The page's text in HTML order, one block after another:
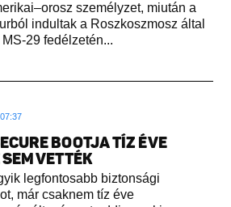
személyzet, miután a
indultak a Roszkoszmosz által
29 fedélzetén...
BOOTJA TÍZ ÉVE
VETTÉK
legfontosabb biztonsági
már csaknem tíz éve